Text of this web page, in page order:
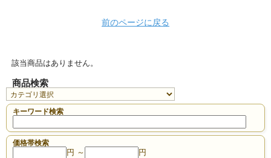
前のページに戻る
該当商品はありません。
商品検索
キーワード検索
価格帯検索
円 ～ 円